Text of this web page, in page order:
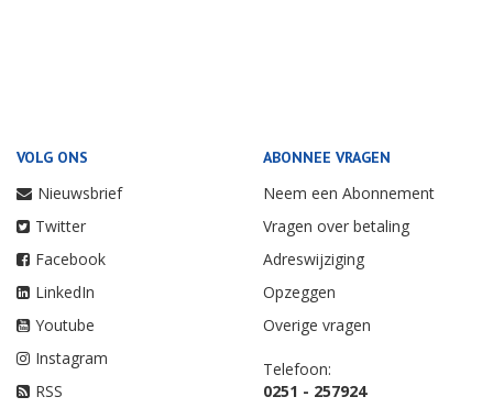
VOLG ONS
Nieuwsbrief
Twitter
Facebook
LinkedIn
Youtube
Instagram
RSS
ABONNEE VRAGEN
Neem een Abonnement
Vragen over betaling
Adreswijziging
Opzeggen
Overige vragen
Telefoon:
0251 - 257924